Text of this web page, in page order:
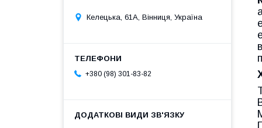
Келецька, 61А, Вінниця, Україна
+380 (98) 301-83-82